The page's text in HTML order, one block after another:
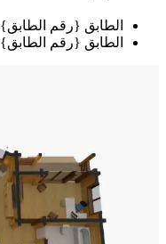
الطابق {رقم الطابق}
الطابق {رقم الطابق}